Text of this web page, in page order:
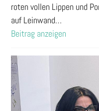
roten vollen Lippen und
auf Leinwand…
Beitrag anzeigen